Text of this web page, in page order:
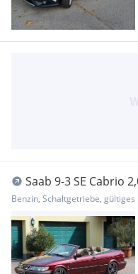
Saab 9-3 SE Cabrio
optimaler Ei...
Benzin, Schaltgetriebe,